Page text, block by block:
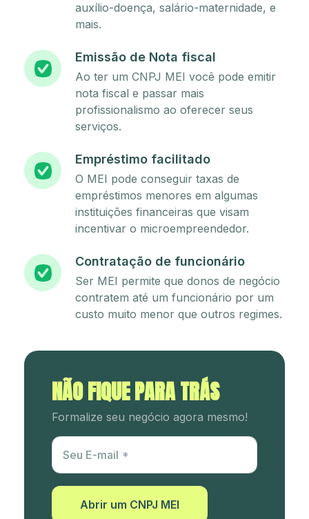
auxílio-doença, salário-maternidade, e
mais.
Emissão de Nota fiscal
Ao ter um CNPJ MEI você pode emitir
nota fiscal e passar mais
profissionalismo ao oferecer seus
serviços.
Empréstimo facilitado
O MEI pode conseguir taxas de
empréstimos menores em algumas
instituições financeiras que visam
incentivar o microempreendedor.
Contratação de funcionário
Ser MEI permite que donos de negócio
contratem até um funcionário por um
custo muito menor que outros regimes.
NÃO FIQUE PARA TRÁS
Formalize seu negócio agora mesmo!
Utm Content
Seu E-mail
Abrir um CNPJ MEI